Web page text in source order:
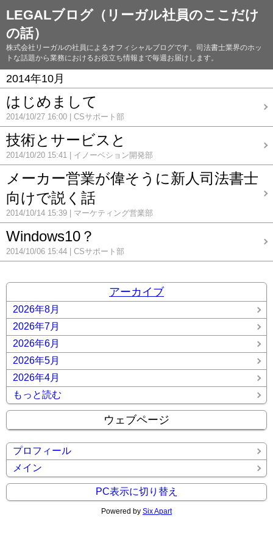
LEGALブログ（リーガル社員のここだけ
の話）
株式会社リーガルの社員によるオフィシャルブログです。司法書士業界のホッ
トな話題から業務におけるお役立ち情報まで毎週お届けします。
2014年10月
はじめまして
2014/10/27 16:00 CSサポート部
技術とサービスと
2014/10/20 15:41 イノーベション開発部
メーカー営業が偉そうに新人司法書士
向けで説く話
2014/10/14 15:39 マーケティング営業部
Windows10？
2014/10/06 15:44 CSサポート部
アーカイブ
2026年8月
2026年7月
2026年6月
2026年5月
2026年4月
もっと読む
ウェブページ
プロフィール
メイン
PC表示に切り替え
Powered by Six Apart